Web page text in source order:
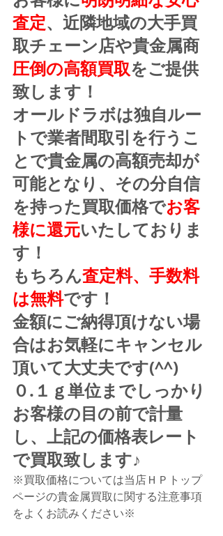
査定、近隣地域の大手買
取チェーン店や貴金属商
圧倒の高額買取をご提供
致します！
オールドラボは独自ルー
トで業者間取引を行うこ
とで貴金属の高額売却が
可能となり、その分自信
を持った買取価格でお客
様に還元いたしておりま
す！
もちろん査定料、手数料
は無料です！
金額にご納得頂けない場
合はお気軽にキャンセル
頂いて大丈夫です(^^)
０.１ｇ単位までしっかり
お客様の目の前で計量
し、上記の価格表レート
で買取致します♪
※買取価格については当店ＨＰトップ
ページの貴金属買取に関する注意事項
をよくお読みください※